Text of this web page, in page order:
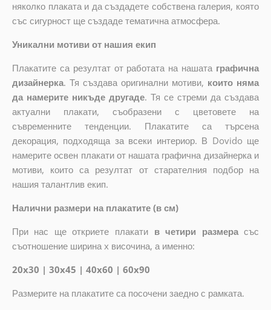
няколко плаката и да създадете собствена галерия, която
със сигурност ще създаде тематична атмосфера.
Уникални мотиви от нашия екип
Плакатите са резултат от работата на нашата графична
дизайнерка. Тя създава оригинални мотиви, които няма
да намерите никъде другаде. Тя се стреми да създава
актуални плакати, съобразени с цветовете на
съвременните тенденции. Плакатите са търсена
декорация, подходяща за всеки интериор. В Dovido ще
намерите освен плакати от нашата графична дизайнерка и
мотиви, които са резултат от старателния подбор на
нашия талантлив екип.
Налични размери на плакатите (в см)
При нас ще откриете плакати в четири размера със
съотношение ширина x височина, а именно:
20x30 | 30x45 | 40x60 | 60x90
Размерите на плакатите са посочени заедно с рамката.